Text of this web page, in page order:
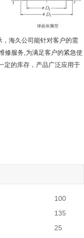
海久公司 能针对客户的需
修服务,为满足客户的紧急使
定的库存，产品广泛应用于
100
135
25